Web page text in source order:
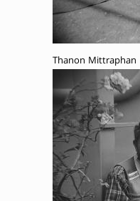
Thanon Mittraphan